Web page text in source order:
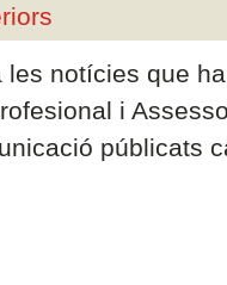
les notícies que
i
públicats